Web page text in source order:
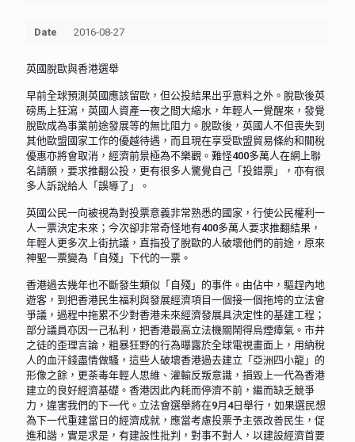
Date 2016-08-27
英國脫歐與香港選舉
早前全球預測英國應該留歐，但公投結果出乎意料之外。脫歐後英
磅馬上狂瀉，英國人資產一夜之間大縮水，年輕人一覺醒來，發覺
脫歐成為事業前途發展等的無比阻力。脫歐後，英國人不但喪失到
其他歐盟國家工作的優越待遇，而且現在享受歐盟貿易條約和關稅
優惠亦將會取消，經濟前景極為不樂觀。難怪400多萬人在網上聯
名請願，要求推翻公投，更有很多人驚覺自己「投錯票」，亦有很
多人訴說給人「誤導了」。
英國公民一向被視為對投票意義非常熟悉的國家，行使公民權利一
人一票決定未來；今次卻非常奇怪地有400多萬人要求推翻結果，
年輕人更多次上街抗議，直指投了脫歐的人破壞他們的前途，原來
神聖一票變為「自殘」下代的一票。
香港過去幾年也不斷發生類似「自殘」的事件。由佔中，驅趕內地
遊客，到把香港民生福利與發展經濟項目一個接一個拖垮的立法會
爭議，過程中拖累不少對香港未來經濟發展具決定性的基建工程；
部分議員亦因一己私利，把香港最高立法機關鬧得烏煙瘴氣。市井
之徒的歪理言論，粗暴狂野的行為曝露於全球電視畫面上，用納稅
人的血汗錢盡情做騷，這些人破壞香港過去建立「亞洲四小龍」的
形像之餘，更荼毒年輕人思維、灌輸反叛意識，損毀上一代為香港
建立的良好經濟基礎。香港因此內耗而停濟不前，繼而缺乏競爭
力，違害我們的下一代。立法會選舉將在9月4日舉行，如果選民想
為下一代重建當日的經濟成就，應當考慮投票予主張改善民生，促
進和諧，實是求是，有建設性批判，對事不對人，以建設經濟首要